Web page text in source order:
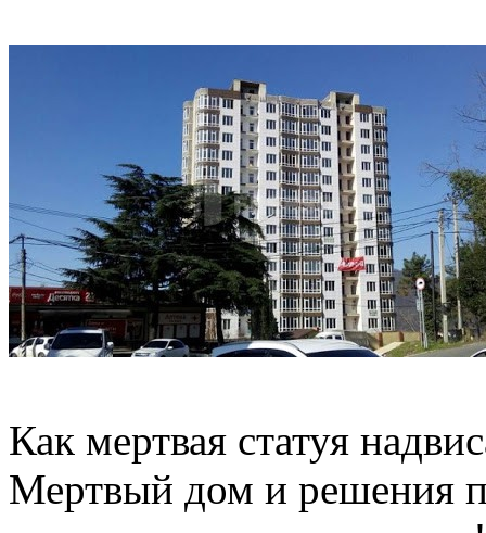
Как мертвая статуя
Мертвый дом и решения